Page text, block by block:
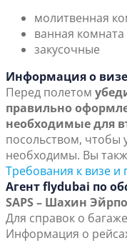
молитвенная
ванная комната
закусочные
Информация о визе
Перед полетом
правильно
необходимые для
посольством, чтобы
необходимы. Вы
Требования к визе и
Агент flydubai по
SAPS – Шахин
Для справок о
Информация о